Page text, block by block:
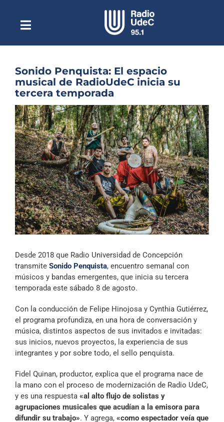
contenidoToggle
NavigationEscuchar Radio UdeC en vivo
Quiénes Somos
Programación
Podcast
Noticias
Reportajes
Columnas
Música Clásica
Especiales
Archivo Sonoro
Sonido Penquista: El espacio
musical de RadioUdeC inicia su
tercera temporada
Ver
imagen
más
grande
Desde 2018 que Radio Universidad de Concepción
transmite Sonido Penquista, encuentro semanal con
músicos y bandas emergentes, que inicia su tercera
temporada este sábado 8 de agosto.
Con la conducción de Felipe Hinojosa y Cynthia Gutiérrez,
el programa profundiza, en una hora de conversación y
música, distintos aspectos de sus invitados e invitadas:
sus inicios, nuevos proyectos, la experiencia de sus
integrantes y por sobre todo, el sello penquista.
Fidel Quinan, productor, explica que el programa nace de
la mano con el proceso de modernización de Radio UdeC,
y es una respuesta «al alto flujo de solistas y
agrupaciones musicales que acudían a la emisora para
difundir su trabajo». Y agrega, «como espectador veía que